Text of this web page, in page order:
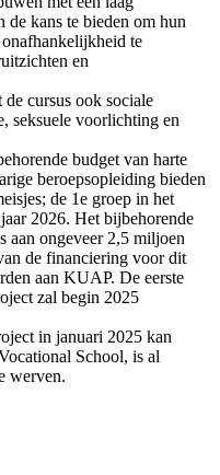
de kans te bieden om hun
te
en
cursus ook sociale
seksuele voorlichting en
budget van harte
beroepsopleiding bieden
de 1e groep in het
2026. Het bijbehorende
aan ongeveer 2,5 miljoen
de financiering voor dit
aan KUAP. De eerste
zal begin 2025
in januari 2025 kan
School, is al
werven.